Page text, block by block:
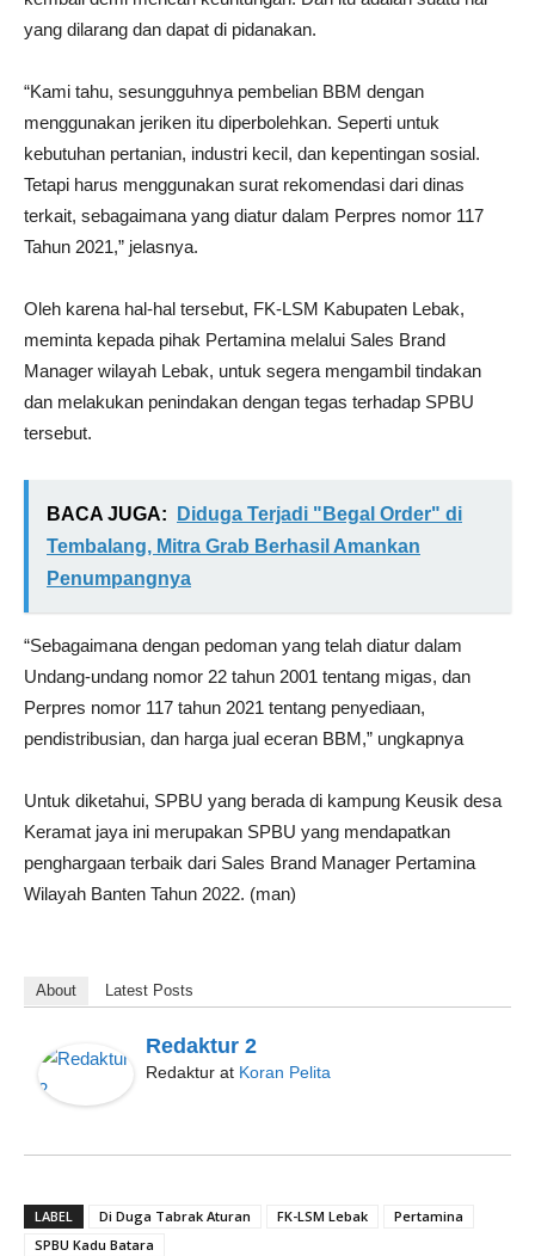
yang dilarang dan dapat di pidanakan.
“Kami tahu, sesungguhnya pembelian BBM dengan
menggunakan jeriken itu diperbolehkan. Seperti untuk
kebutuhan pertanian, industri kecil, dan kepentingan sosial.
Tetapi harus menggunakan surat rekomendasi dari dinas
terkait, sebagaimana yang diatur dalam Perpres nomor 117
Tahun 2021,” jelasnya.
Oleh karena hal-hal tersebut, FK-LSM Kabupaten Lebak,
meminta kepada pihak Pertamina melalui Sales Brand
Manager wilayah Lebak, untuk segera mengambil tindakan
dan melakukan penindakan dengan tegas terhadap SPBU
tersebut.
BACA JUGA:
Diduga Terjadi "Begal Order" di
Tembalang, Mitra Grab Berhasil Amankan
Penumpangnya
“Sebagaimana dengan pedoman yang telah diatur dalam
Undang-undang nomor 22 tahun 2001 tentang migas, dan
Perpres nomor 117 tahun 2021 tentang penyediaan,
pendistribusian, dan harga jual eceran BBM,” ungkapnya
Untuk diketahui, SPBU yang berada di kampung Keusik desa
Keramat jaya ini merupakan SPBU yang mendapatkan
penghargaan terbaik dari Sales Brand Manager Pertamina
Wilayah Banten Tahun 2022. (man)
About Latest Posts
Redaktur 2
Redaktur at Koran Pelita
LABEL Di Duga Tabrak Aturan FK-LSM Lebak
Pertamina
SPBU Kadu Batara